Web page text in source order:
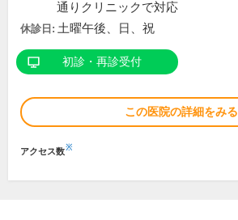
通りクリニックで対応
休診日: 土曜午後、日、祝
初診・再診受付
この医院の詳細をみる
アクセス数※